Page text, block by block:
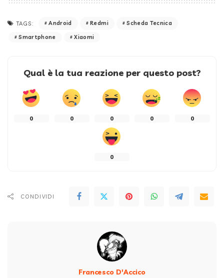
TAGS: Android Redmi
Scheda Tecnica
Smartphone
Xiaomi
Qual è la tua reazione per questo post?
0 0 0 0 0
0
CONDIVIDI
Francesco D'Accico